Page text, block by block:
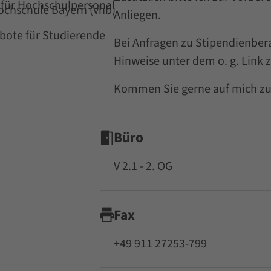
Hochschulpersonal
Bayern (vhb)
für Studierende
Anliegen.
Bei Anfragen zu
Hinweise unter dem o. g. Link
Kommen Sie gerne auf mich
Büro
V 2.1 - 2. OG
Fax
+49 911 27253-799